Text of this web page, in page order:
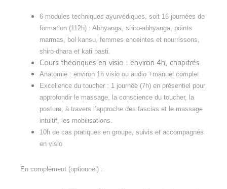
6 modules techniques ayurvédiques, soit 16 journées de
formation (112h) : Abhyanga, shiro-abhyanga, points
marmas, bol kansu, femmes enceintes et nourrissons,
shiro-dhara et kati basti.
Cours théoriques en visio : environ 4h, chapitrés
Anatomie : environ 1h visio ou audio +manuel complet
Excellence du toucher : 1 journée (7h) en présentiel pour
approfondir le massage, la conscience du toucher, la
posture, à travers l’approche des fascias et le massage
intuitif, les mobilisations.
10h de cas pratiques en groupe, suivis et accompagnés
en visio
En complément (optionnel) :